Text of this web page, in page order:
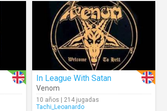
In League With Satan
Venom
10 años | 214 jugadas
Tachi_Leoanardo